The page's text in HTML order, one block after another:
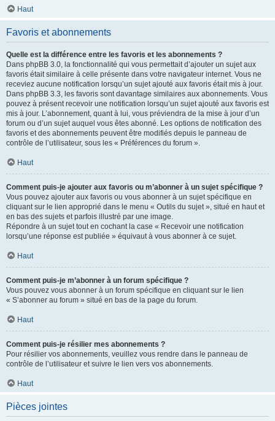
Haut
Favoris et abonnements
Quelle est la différence entre les favoris et les abonnements ?
Dans phpBB 3.0, la fonctionnalité qui vous permettait d’ajouter un sujet aux
favoris était similaire à celle présente dans votre navigateur internet. Vous ne
receviez aucune notification lorsqu’un sujet ajouté aux favoris était mis à jour.
Dans phpBB 3.3, les favoris sont davantage similaires aux abonnements. Vous
pouvez à présent recevoir une notification lorsqu’un sujet ajouté aux favoris est
mis à jour. L’abonnement, quant à lui, vous préviendra de la mise à jour d’un
forum ou d’un sujet auquel vous êtes abonné. Les options de notification des
favoris et des abonnements peuvent être modifiés depuis le panneau de
contrôle de l’utilisateur, sous les « Préférences du forum ».
Haut
Comment puis-je ajouter aux favoris ou m’abonner à un sujet spécifique ?
Vous pouvez ajouter aux favoris ou vous abonner à un sujet spécifique en
cliquant sur le lien approprié dans le menu « Outils du sujet », situé en haut et
en bas des sujets et parfois illustré par une image.
Répondre à un sujet tout en cochant la case « Recevoir une notification
lorsqu’une réponse est publiée » équivaut à vous abonner à ce sujet.
Haut
Comment puis-je m’abonner à un forum spécifique ?
Vous pouvez vous abonner à un forum spécifique en cliquant sur le lien
« S’abonner au forum » situé en bas de la page du forum.
Haut
Comment puis-je résilier mes abonnements ?
Pour résilier vos abonnements, veuillez vous rendre dans le panneau de
contrôle de l’utilisateur et suivre le lien vers vos abonnements.
Haut
Pièces jointes